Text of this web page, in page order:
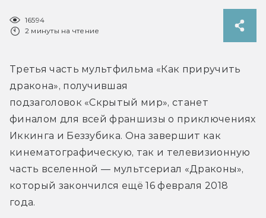
16594
2 минуты на чтение
Третья часть мультфильма «Как приручить
дракона», получившая
подзаголовок «Скрытый мир», станет
финалом для всей франшизы о приключениях
Иккинга и Беззубика. Она завершит как
кинематографическую, так и телевизионную
часть вселенной — мультсериал «Драконы»,
который закончился ещё 16 февраля 2018
года.